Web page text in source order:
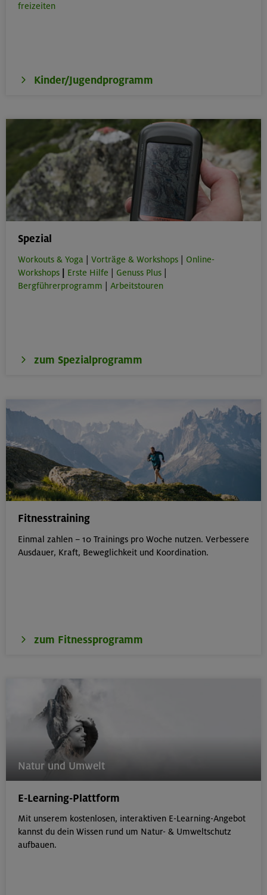
freizeiten
Kinder/Jugendprogramm
Spezial
Workouts & Yoga Vorträge & Workshops
Online-
Workshops
Erste Hilfe Genuss Plus
Bergführerprogramm
Arbeitstouren
zum Spezialprogramm
Fitnesstraining
Einmal zahlen – 10 Trainings pro Woche nutzen. Verbessere
Ausdauer, Kraft, Beweglichkeit und Koordination.
zum Fitnessprogramm
Natur und Umwelt
E-Learning-Plattform
Mit unserem kostenlosen, interaktiven E-Learning-Angebot
kannst du dein Wissen rund um Natur- & Umweltschutz
aufbauen.